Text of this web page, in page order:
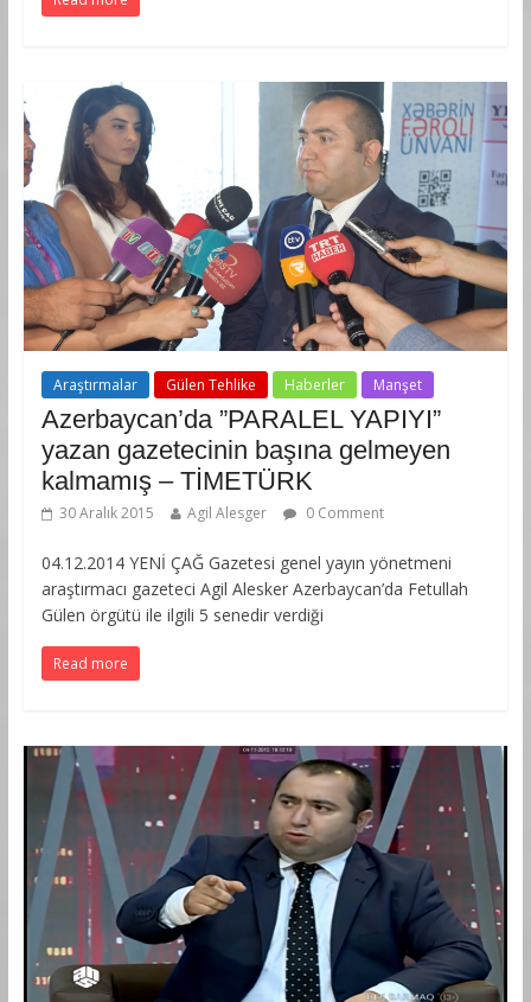
Araştırmalar Gülen Tehlike Haberler Manşet
Azerbaycan’da ”PARALEL YAPIYI”
yazan gazetecinin başına gelmeyen
kalmamış – TİMETÜRK
30 Aralık 2015 Agil Alesger 0 Comment
04.12.2014 YENİ ÇAĞ Gazetesi genel yayın yönetmeni
araştırmacı gazeteci Agil Alesker Azerbaycan’da Fetullah
Gülen örgütü ile ilgili 5 senedir verdiği
Read more